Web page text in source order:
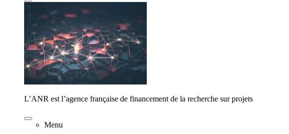
L’ANR est l’agence française de financement de la recherche sur projets
Menu